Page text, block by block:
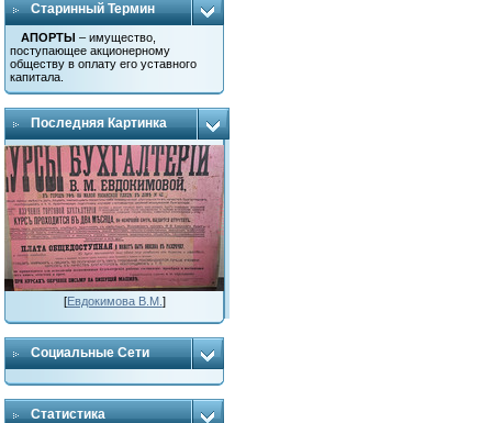
Старинный Термин
АПОРТЫ – имущество,
поступающее акционерному
обществу в оплату его уставного
капитала.
Последняя Картинка
[Евдокимова В.М. ]
Социальные Сети
Статистика